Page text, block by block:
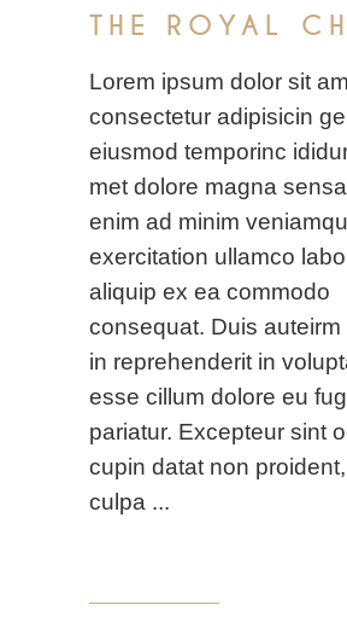
THE ROYAL
Lorem ipsum dolor sit
consectetur adipisicin
eiusmod temporinc
met dolore magna
enim ad minim
exercitation ullamco
aliquip ex ea commodo
consequat. Duis auteirm
in reprehenderit in
esse cillum dolore eu
pariatur. Excepteur sint
cupin datat non
culpa